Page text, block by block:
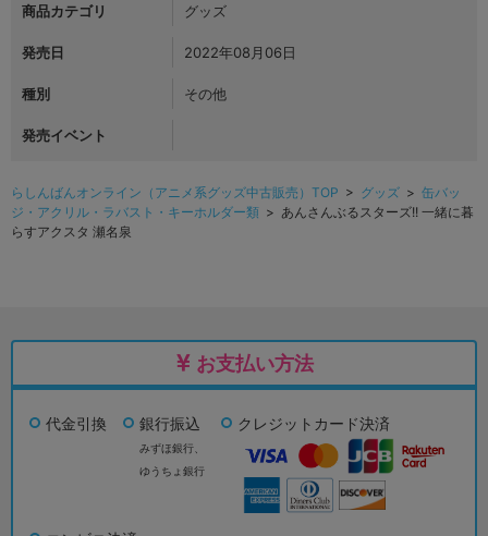
商品カテゴリ グッズ
発売日 2022年08月06日
種別 その他
発売イベント
らしんばんオンライン（アニメ系グッズ中古販売）TOP > グッズ > 缶バッ
ジ・アクリル・ラバスト・キーホルダー類 > あんさんぶるスターズ!! 一緒に暮
らすアクスタ 瀬名泉
お支払い方法
代金引換 銀行振込
みずほ銀行、
ゆうちょ銀行
クレジットカード決済